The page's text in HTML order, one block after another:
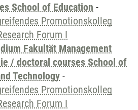
School of Education -
Promotionskolleg
Forum I
Fakultät Management
/ doctoral courses School of
Technology -
Promotionskolleg
Forum I